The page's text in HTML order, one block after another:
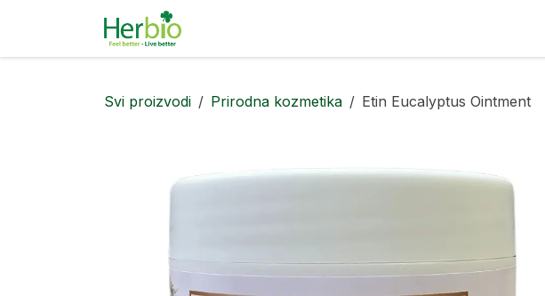
Svi proizvodi Prirodna kozmetika Etin Eucalyptus Ointment